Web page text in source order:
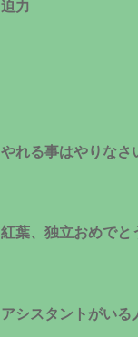
迫力
やれる事はやりなさ
紅葉、独立おめでと
アシスタントがいる